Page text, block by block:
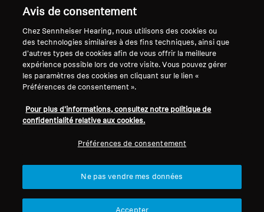
Pièces et accessoires AMBEO
Explorer
À propos de nous
Innovations
Politique de confidentialité
générale
Conditions générales de vente en
ligne aux consommateurs
Politique de divulgation
coordonnée des vulnérabilités
Carrière chez Sonova
Contacts presse
Salle de presse
Ambassadeurs de la
Mentions légales Paramètres des cookies
Avis de consentement
Chez Sennheiser Hearing, nous utilisons des cookies ou
des technologies similaires à des fins techniques, ainsi que
d'autres types de cookies afin de vous offrir la meilleure
expérience possible lors de votre visite. Vous pouvez gérer
les paramètres des cookies en cliquant sur le lien «
Préférences de consentement ».
Pour plus d'informations, consultez notre politique de
confidentialité relative aux cookies.
Préférences de consentement
Ne pas vendre mes données
des produits à votre liste de souhaits et afficher
Se connecter